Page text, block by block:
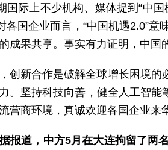
国际上不少机构、媒体提到“中
各国企业而言，“中国机遇2.0”
成果共享。事实有力证明，中
创新合作是破解全球增长困境
。坚持科技向善，健全人工智
营商环境，真诚欢迎各国企业
报道，中方5月在大连拘留了两